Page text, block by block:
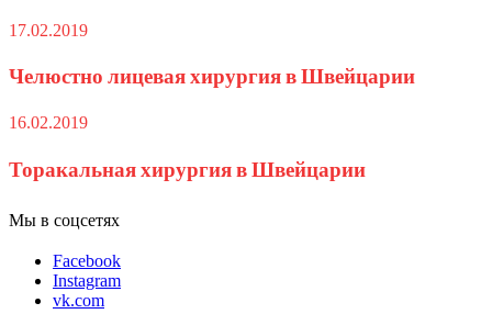
17.02.2019
Челюстно лицевая хирургия в Швейцарии
16.02.2019
Торакальная хирургия в Швейцарии
Мы в соцсетях
Facebook
Instagram
vk.com